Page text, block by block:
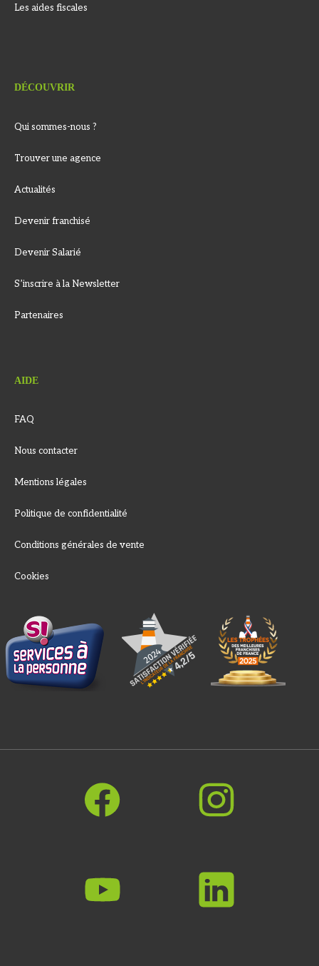
Les aides fiscales
DÉCOUVRIR
Qui sommes-nous ?
Trouver une agence
Actualités
Devenir franchisé
Devenir Salarié
S’inscrire à la Newsletter
Partenaires
AIDE
FAQ
Nous contacter
Mentions légales
Politique de confidentialité
Conditions générales de vente
Cookies